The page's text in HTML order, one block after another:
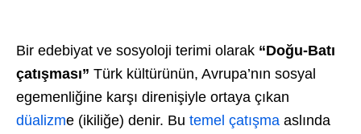
Bir edebiyat ve sosyoloji terimi olarak “Doğu-Batı
çatışması” Türk kültürünün, Avrupa’nın sosyal
egemenliğine karşı direnişiyle ortaya çıkan
düalizme (ikiliğe) denir. Bu temel çatışma aslında